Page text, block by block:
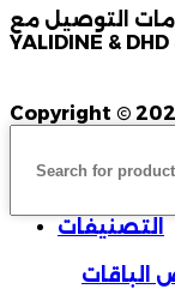
التوصيل مع
YALIDINE & DHD
Copyright ©
التصنيفات
الباقات